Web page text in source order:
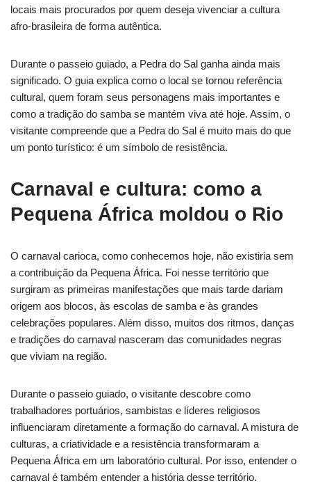
locais mais procurados por quem deseja vivenciar a cultura
afro-brasileira de forma autêntica.
Durante o passeio guiado, a Pedra do Sal ganha ainda mais
significado. O guia explica como o local se tornou referência
cultural, quem foram seus personagens mais importantes e
como a tradição do samba se mantém viva até hoje. Assim, o
visitante compreende que a Pedra do Sal é muito mais do que
um ponto turístico: é um símbolo de resistência.
Carnaval e cultura: como a
Pequena África moldou o Rio
O carnaval carioca, como conhecemos hoje, não existiria sem
a contribuição da Pequena África. Foi nesse território que
surgiram as primeiras manifestações que mais tarde dariam
origem aos blocos, às escolas de samba e às grandes
celebrações populares. Além disso, muitos dos ritmos, danças
e tradições do carnaval nasceram das comunidades negras
que viviam na região.
Durante o passeio guiado, o visitante descobre como
trabalhadores portuários, sambistas e líderes religiosos
influenciaram diretamente a formação do carnaval. A mistura de
culturas, a criatividade e a resistência transformaram a
Pequena África em um laboratório cultural. Por isso, entender o
carnaval é também entender a história desse território.